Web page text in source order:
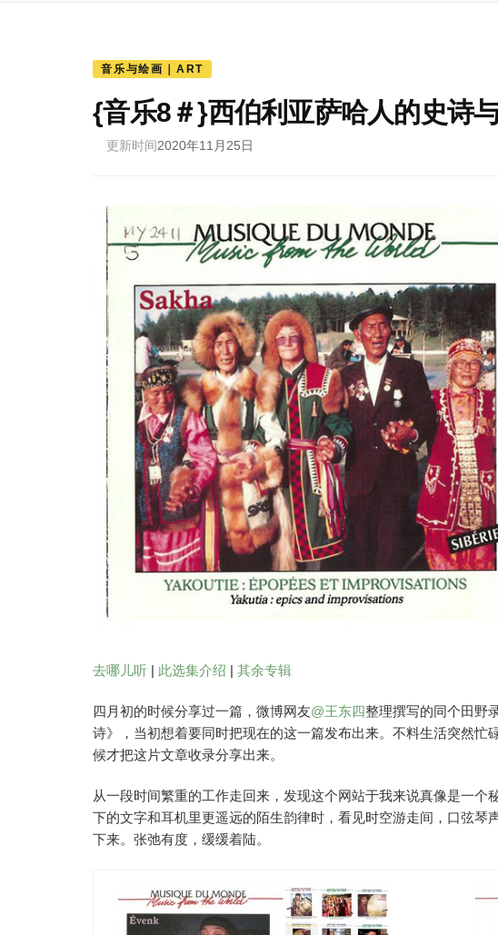
音乐与绘画｜ART
{音乐8＃}西伯利亚萨哈人的史诗
更新时间2020年11月25日
去哪儿听 | 此选集介绍 | 其余专辑
四月初的时候分享过一篇，微博网友@王东四整理撰写的同个田野
诗》，当初想着要同时把现在的这一篇发布出来。不料生活突然
候才把这片文章收录分享出来。
从一段时间繁重的工作走回来，发现这个网站于我来说真像是一
下的文字和耳机里更遥远的陌生韵律时，看见时空游走间，口弦
下来。张弛有度，缓缓着陆。